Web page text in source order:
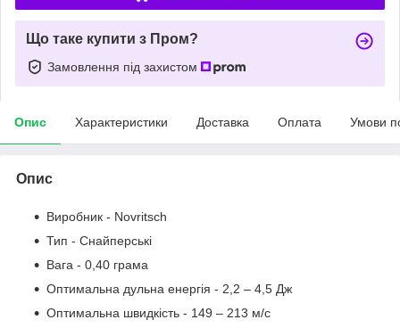
Що таке купити з Пром?
Замовлення під захистом
Опис Характеристики Доставка Оплата Умови
Опис
Виробник - Novritsch
Тип - Снайперські
Вага - 0,40 грама
Оптимальна дульна енергія - 2,2 – 4,5 Дж
Оптимальна швидкість - 149 – 213 м/с